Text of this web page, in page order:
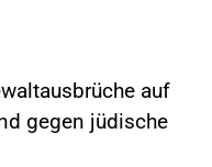
auf
gegen jüdische